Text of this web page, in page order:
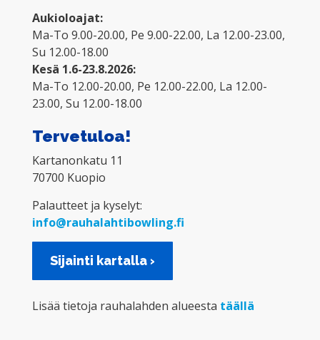
Aukioloajat:
Ma-To 9.00-20.00, Pe 9.00-22.00, La 12.00-23.00,
Su 12.00-18.00
Kesä 1.6-23.8.2026:
Ma-To 12.00-20.00, Pe 12.00-22.00, La 12.00-
23.00, Su 12.00-18.00
Tervetuloa!
Kartanonkatu 11
70700 Kuopio
Palautteet ja kyselyt:
info@rauhalahtibowling.fi
Sijainti kartalla ›
Lisää tietoja rauhalahden alueesta täällä